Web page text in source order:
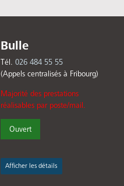
Bulle
Tél. 026 484 55 55
(Appels centralisés à Fribourg)
Majorité des prestations
réalisables par poste/mail.
Ouvert
Afficher les détails